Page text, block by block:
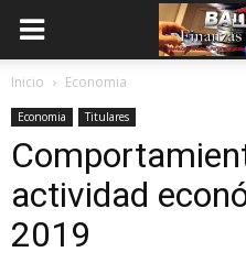
Inicio Economia
Economia Titulares
actividad
2019